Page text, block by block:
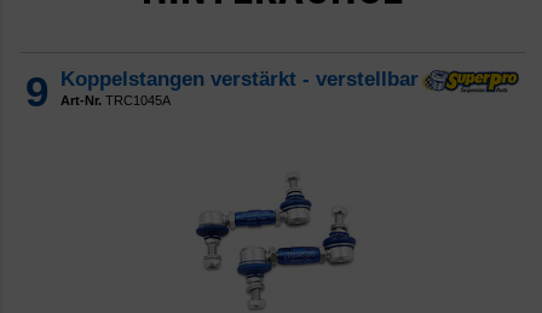
9 Koppelstangen verstärkt - verstellbar
Art-Nr. TRC1045A